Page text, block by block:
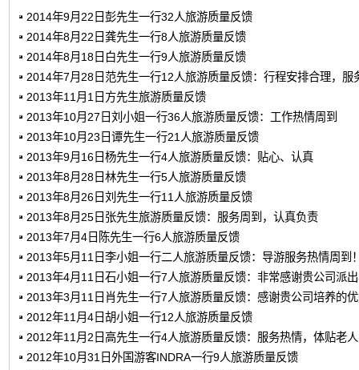
2014年9月22日彭先生一行32人旅游质量反馈
2014年8月22日龚先生一行8人旅游质量反馈
2014年8月18日白先生一行9人旅游质量反馈
2014年7月28日范先生一行12人旅游质量反馈：行程安排合理，服
2013年11月1日方先生旅游质量反馈
2013年10月27日刘小姐一行36人旅游质量反馈：工作热情周到
2013年10月23日谭先生一行21人旅游质量反馈
2013年9月16日杨先生一行4人旅游质量反馈：贴心、认真
2013年8月28日林先生一行5人旅游质量反馈
2013年8月26日刘先生一行11人旅游质量反馈
2013年8月25日张先生旅游质量反馈：服务周到，认真负责
2013年7月4日陈先生一行6人旅游质量反馈
2013年5月11日李小姐一行二人旅游质量反馈：导游服务热情周到
2013年4月11日石小姐一行7人旅游质量反馈：非常感谢贵公司派
2013年3月11日肖先生一行7人旅游质量反馈：感谢贵公司培养的
2012年11月4日胡小姐一行12人旅游质量反馈
2012年11月2日高先生一行4人旅游质量反馈：服务热情，体贴老
2012年10月31日外国游客INDRA一行9人旅游质量反馈